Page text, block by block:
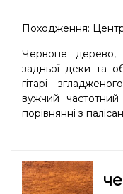
Походження:
Червоне дерево,
задньої деки та
гітарі
вужчий
порівнянні з